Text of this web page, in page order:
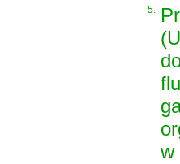
5.
w